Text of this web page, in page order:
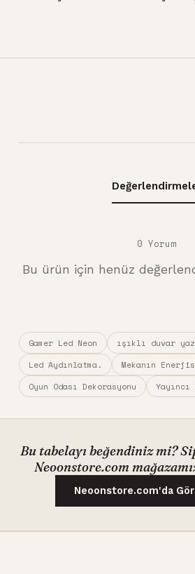
0 Yorum
Bu ürün için henüz
Gamer Led Neon
ışıklı duvar
Led Aydınlatma.
Mekanın
Oyun Odası Dekorasyonu
Bu tabelayı beğendiniz mi?
Neoonstore.com
Neoonstore.com'da